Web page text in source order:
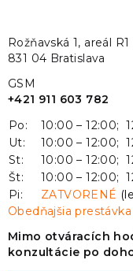
Rožňavská 1, areál
831 04 Bratislava
GSM
+421 911 603 782
Po:
10:00 – 12:00;
Ut:
10:00 – 12:00;
St:
10:00 – 12:00;
Št:
10:00 – 12:00;
Pi:
ZATVORENÉ
Obedňajšia
Mimo otváracích
konzultácie po